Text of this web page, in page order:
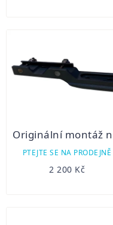
PTEJTE SE NA PRODEJNĚ
2 200 Kč